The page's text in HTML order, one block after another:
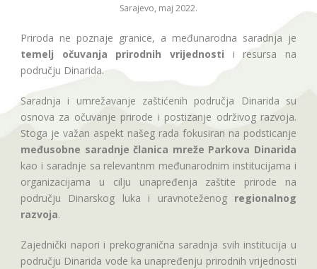
Sarajevo, maj 2022.
Priroda ne poznaje granice, a međunarodna saradnja je
temelj očuvanja prirodnih vrijednosti i resursa na
području Dinarida.
Saradnja i umrežavanje zaštićenih područja Dinarida su
osnova za očuvanje prirode i postizanje održivog razvoja.
Stoga je važan aspekt našeg rada fokusiran na podsticanje
međusobne saradnje članica mreže Parkova Dinarida
kao i saradnje sa relevantnm međunarodnim institucijama i
organizacijama u cilju unapređenja zaštite prirode na
području Dinarskog luka i uravnoteženog regionalnog
razvoja.
Zajednički napori i prekogranična saradnja svih institucija u
području Dinarida vode ka unapređenju prirodnih vrijednosti